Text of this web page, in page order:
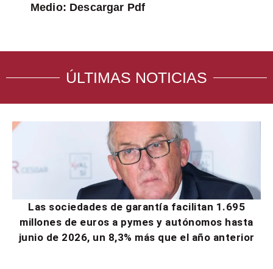
Medio: Descargar Pdf
ÚLTIMAS NOTICIAS
Las sociedades de garantía facilitan 1.695
millones de euros a pymes y autónomos hasta
junio de 2026, un 8,3% más que el año anterior